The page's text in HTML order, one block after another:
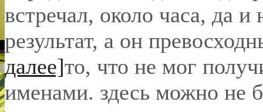
встречал, около часа, да и
результат, а он
далее]то, что не мог
именами. здесь можно не